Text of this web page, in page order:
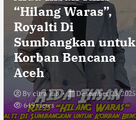
“Hilang Waras”,
Royalti Di
Sumbangkan untuk
Korban Bencana
Aceh
By citra lub
Desember 23, 2025
649 views